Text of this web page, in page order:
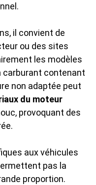
il convient de
ou des sites
les modèles
carburant contenant
non adaptée peut
du moteur
provoquant des
aux véhicules
pas la
proportion.